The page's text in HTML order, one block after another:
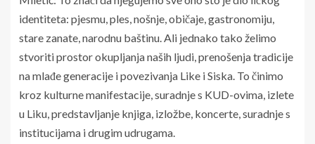
identiteta: pjesmu, ples, nošnje, običaje, gastronomiju,
stare zanate, narodnu baštinu. Ali jednako tako želimo
stvoriti prostor okupljanja naših ljudi, prenošenja tradicije
na mlađe generacije i povezivanja Like i Siska. To činimo
kroz kulturne manifestacije, suradnje s KUD-ovima, izlete
u Liku, predstavljanje knjiga, izložbe, koncerte, suradnje s
institucijama i drugim udrugama.